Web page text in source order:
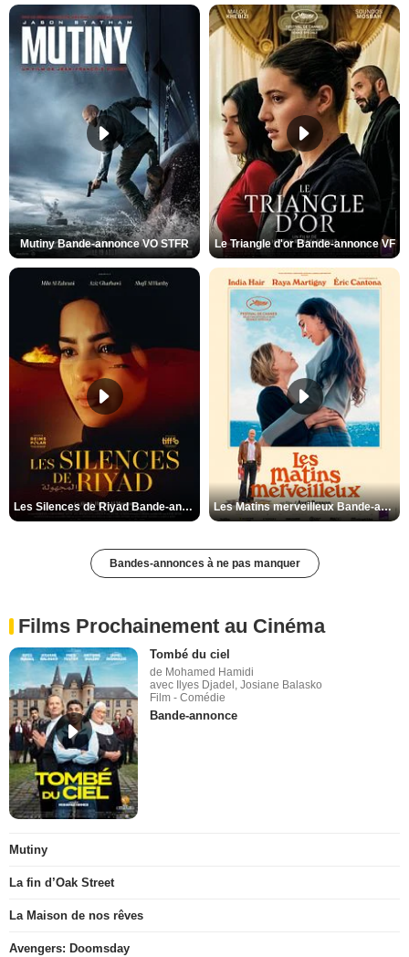
Mutiny Bande-annonce VO STFR Le Triangle d'or Bande-annonce VF
Les Silences de Riyad Bande-annonce VO STFR Les Matins merveilleux Bande-annonce VF
Bandes-annonces à ne pas manquer
Films Prochainement au Cinéma
Tombé du ciel
de Mohamed Hamidi
avec Ilyes Djadel, Josiane Balasko
Film - Comédie
Bande-annonce
Mutiny
La fin d’Oak Street
La Maison de nos rêves
Avengers: Doomsday